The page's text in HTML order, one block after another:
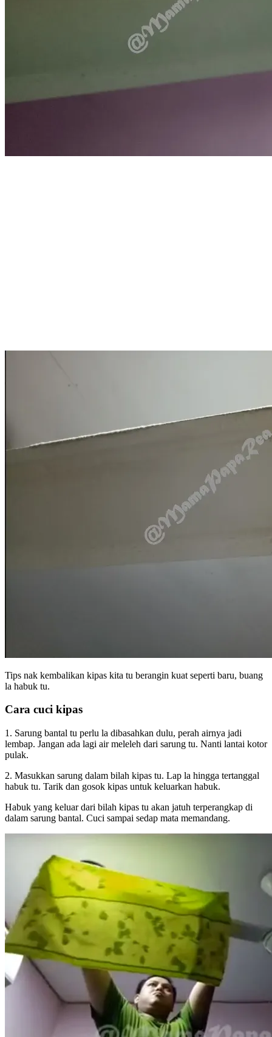
Tips nak kembalikan kipas kita tu berangin kuat seperti baru, buang
la habuk tu.
Cara cuci kipas
1. Sarung bantal tu perlu la dibasahkan dulu, perah airnya jadi
lembap. Jangan ada lagi air meleleh dari sarung tu. Nanti lantai kotor
pulak.
2. Masukkan sarung dalam bilah kipas tu. Lap la hingga tertanggal
habuk tu. Tarik dan gosok kipas untuk keluarkan habuk.
Habuk yang keluar dari bilah kipas tu akan jatuh terperangkap di
dalam sarung bantal. Cuci sampai sedap mata memandang.